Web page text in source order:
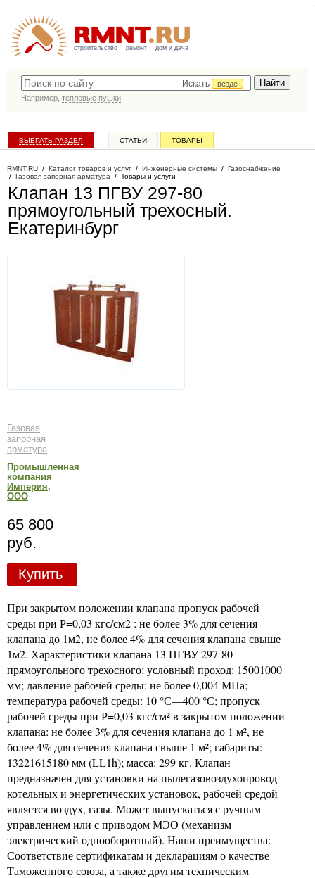
строительство ремонт дом и дача
Искать
везде
Например, тепловые пушки
ВЫБРАТЬ РАЗДЕЛ СТАТЬИ ТОВАРЫ
RMNT.RU / Каталог товаров и услуг / Инженерные системы / Газоснабжение
/ Газовая запорная арматура / Товары и услуги
Клапан 13 ПГВУ 297-80
прямоугольный трехосный.
Екатеринбург
Газовая
запорная
арматура
Промышленная
компания
Империя,
ООО
65 800
руб.
Купить
При закрытом положении клапана пропуск рабочей
среды при Р=0,03 кгс/см2 : не более 3% для сечения
клапана до 1м2, не более 4% для сечения клапана свыше
1м2. Характеристики клапана 13 ПГВУ 297-80
прямоугольного трехосного: условный проход: 15001000
мм; давление рабочей среды: не более 0,004 МПа;
температура рабочей среды: 10 °С—400 °С; пропуск
рабочей среды при Р=0,03 кгс/см² в закрытом положении
клапана: не более 3% для сечения клапана до 1 м², не
более 4% для сечения клапана свыше 1 м²; габариты:
13221615180 мм (LL1h); масса: 299 кг. Клапан
предназначен для установки на пылегазовоздухопровод
котельных и энергетических установок, рабочей средой
является воздух, газы. Может выпускаться с ручным
управлением или с приводом МЭО (механизм
электрический однооборотный). Наши преимущества:
Соответствие сертификатам и декларациям о качестве
Таможенного союза, а также другим техническим